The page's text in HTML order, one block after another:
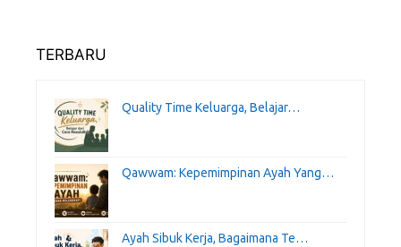
TERBARU
Quality Time Keluarga, Belajar…
Qawwam: Kepemimpinan Ayah Yang…
Ayah Sibuk Kerja, Bagaimana Te…